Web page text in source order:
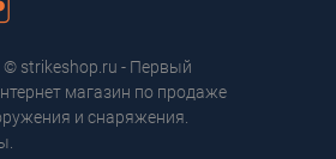
© strikeshop.ru - Первый
магазин по продаже
и снаряжения.